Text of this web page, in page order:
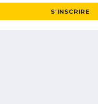
S'INSCRIRE